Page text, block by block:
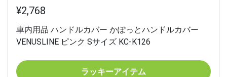
¥2,768
車内用品 ハンドルカバー かぽっとハンドルカバー
VENUSLINE ピンク Sサイズ KC-K126
ラッキーアイテム